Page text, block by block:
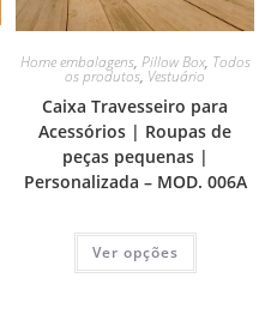
Home embalagens, Pillow Box, Todos
os produtos, Vestuário
Caixa Travesseiro para
Acessórios | Roupas de
peças pequenas |
Personalizada – MOD. 006A
Ver opções